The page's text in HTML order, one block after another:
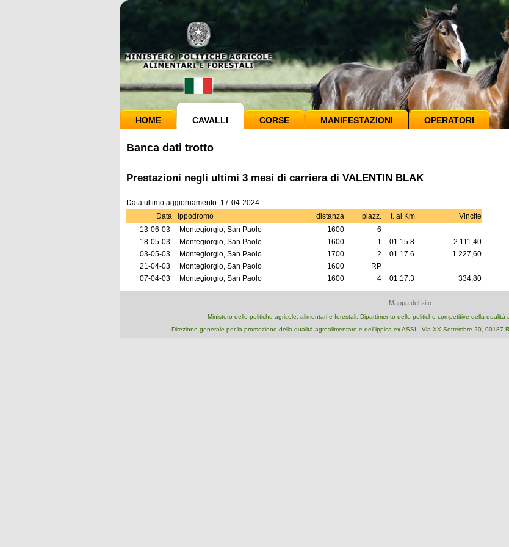
HOME CAVALLI CORSE MANIFESTAZIONI OPERATORI
Banca dati trotto
Prestazioni negli ultimi 3 mesi di carriera di VALENTIN BLAK
Data ultimo aggiornamento: 17-04-2024
Data
ippodromo distanza piazz. t. al Km
Vincite
13-06-03
Montegiorgio, San Paolo 1600
6
18-05-03
Montegiorgio, San Paolo 1600 1 01.15.8
2.111,40
03-05-03
Montegiorgio, San Paolo 1700 2 01.17.6
1.227,60
21-04-03
Montegiorgio, San Paolo 1600
RP
07-04-03
Montegiorgio, San Paolo 1600 4 01.17.3 334,80
Mappa del sito
Ministero delle politiche agricole, alimentari e forestali, Dipartimento delle politiche competitive della
Direzione generale per la promozione della qualità agroalimentare e dell'ippica ex ASSI - Via XX Settembre 20, 00187